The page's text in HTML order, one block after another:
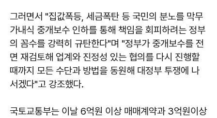
그러면서 "집값폭등, 세금폭탄 등 국민의 분노를 막무
가내식 중개보수 인하를 통해 책임을 회피하려는 정부
의 꼼수를 강력히 규탄한다"며 "정부가 중개보수를 전
면 재검토해 업계와 진정성 있는 협의를 다시 진행할
때까지 모든 수단과 방법을 동원해 대정부 투쟁에 나
서겠다"고 강조했다.
국토교통부는 이날 6억원 이상 매매계약과 3억원이상